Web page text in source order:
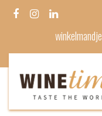
winkelmandje